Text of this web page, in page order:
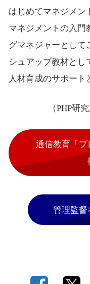
はじめてマネジメン
マネジメントの入門
グマネジャーとして
シュアップ教材とし
人材育成のサポート
（PHP
通信教育「
管理監督